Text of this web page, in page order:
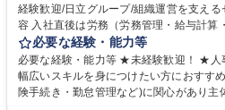
経験歓迎/日立グループ/組織運営を支えるゼネ
容 入社直後は労務（労務管理・給与計算
任せいたします。将来は総務・採用・教
営を支えるゼネラリストをめざせます。 ・初期業務：労働時間管理、給与
計算、社会保険対応、福利厚生管理、安
します。ご経験に応じて、休職者管理な
必要な経験・能力等
必要な経験・能力等 ★未経験歓迎！ ★人
幅広いスキルを身につけたい方におすすめ！ ■労務管理(給与計算・
険手続き・勤怠管理など)に関心があり